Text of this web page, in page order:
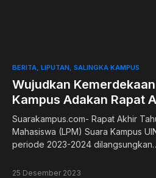
BERITA LIPUTAN SALINGKA KAMPUS
Wujudkan
Kampus Adakan Rapat
Suarakampus.com- Rapat Akhir
Mahasiswa (LPM) Suara Kampus
periode 2023-2024
25 Desember 2023